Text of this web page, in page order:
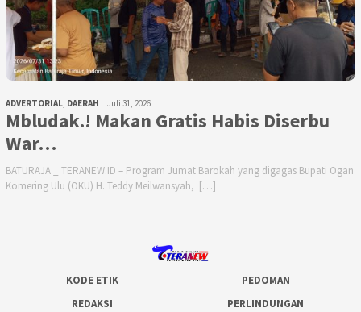
ADVERTORIAL, DAERAH Juli 31, 2026
Mbludak.! Makan Gratis Habis Diserbu
War…
BATURAJA _ TERANEW.ID – Program Jumat Barokah yang digagas Bupati Ogan
Komering Ulu (OKU) H. Teddy Meilwansyah, […]
KODE ETIK
PEDOMAN
REDAKSI
PERLINDUNGAN